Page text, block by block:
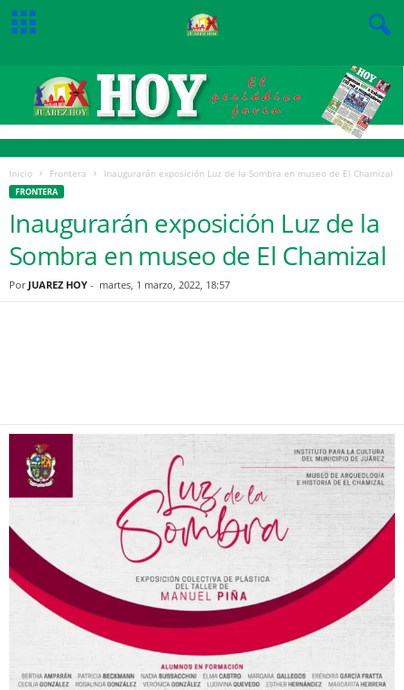
Inicio Frontera Inaugurarán exposición Luz de la Sombra en museo de El Chamizal
FRONTERA
Inaugurarán exposición Luz de la
Sombra en museo de El Chamizal
Por JUAREZ HOY - martes, 1 marzo, 2022, 18:57